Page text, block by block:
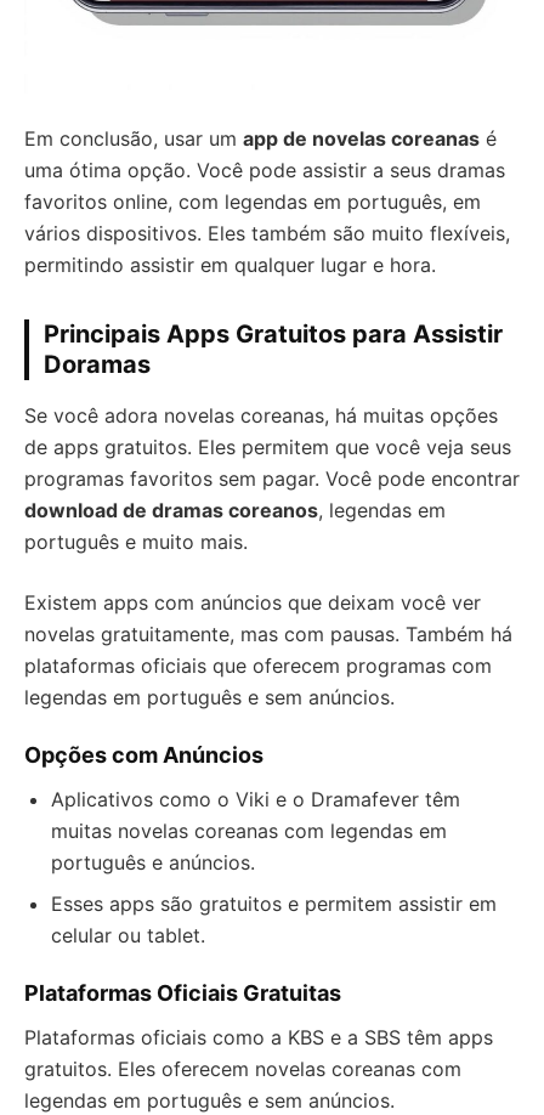
Em conclusão, usar um app de novelas coreanas é
uma ótima opção. Você pode assistir a seus dramas
favoritos online, com legendas em português, em
vários dispositivos. Eles também são muito flexíveis,
permitindo assistir em qualquer lugar e hora.
Principais Apps Gratuitos para Assistir
Doramas
Se você adora novelas coreanas, há muitas opções
de apps gratuitos. Eles permitem que você veja seus
programas favoritos sem pagar. Você pode encontrar
download de dramas coreanos, legendas em
português e muito mais.
Existem apps com anúncios que deixam você ver
novelas gratuitamente, mas com pausas. Também há
plataformas oficiais que oferecem programas com
legendas em português e sem anúncios.
Opções com Anúncios
Aplicativos como o Viki e o Dramafever têm
muitas novelas coreanas com legendas em
português e anúncios.
Esses apps são gratuitos e permitem assistir em
celular ou tablet.
Plataformas Oficiais Gratuitas
Plataformas oficiais como a KBS e a SBS têm apps
gratuitos. Eles oferecem novelas coreanas com
legendas em português e sem anúncios.